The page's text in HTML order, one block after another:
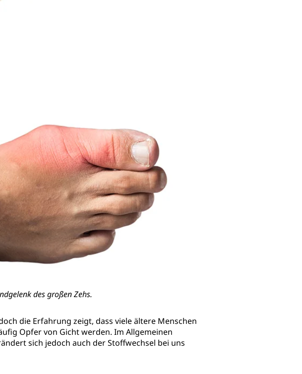
des großen Zehs.
die Erfahrung zeigt, dass viele ältere Menschen
Opfer von Gicht werden. Im Allgemeinen
sich jedoch auch der Stoffwechsel bei uns